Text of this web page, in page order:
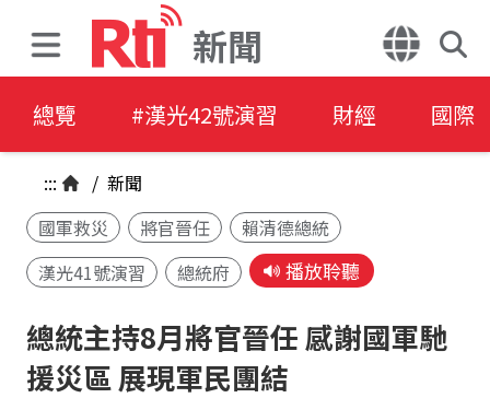
新聞
總覽 #漢光42號演習 財經 國際
::: / 新聞
國軍救災
將官晉任
賴清德總統
漢光41號演習
總統府 播放聆聽
總統主持8月將官晉任 感謝國軍馳
援災區 展現軍民團結